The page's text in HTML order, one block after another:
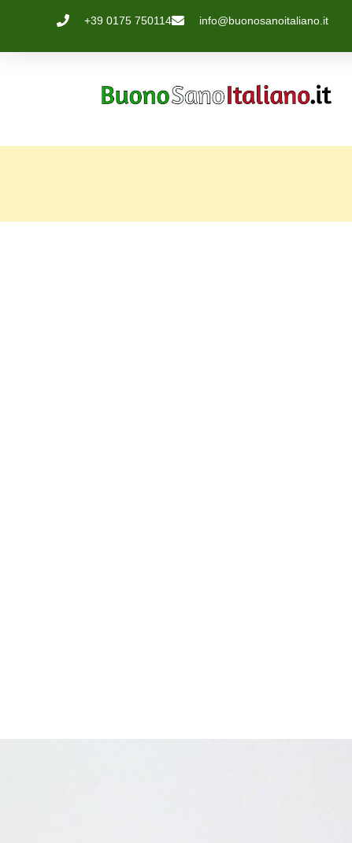
+39 0175 750114 info@buonosanoitaliano.it